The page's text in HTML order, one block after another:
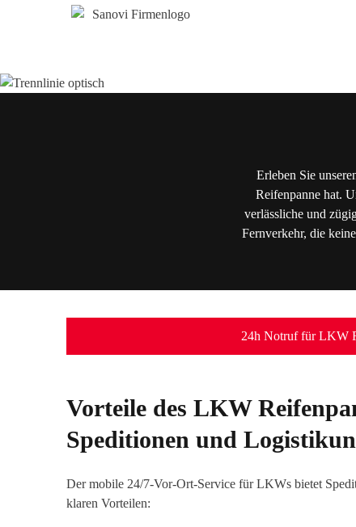
Erleben Sie
Reifenpanne hat.
verlässliche und
Fernverkehr, die
24h Notruf für LKW
Vorteile des LKW
Speditionen und
Der mobile 24/7-Vor-Ort-Service für LKWs bietet
klaren Vorteilen: